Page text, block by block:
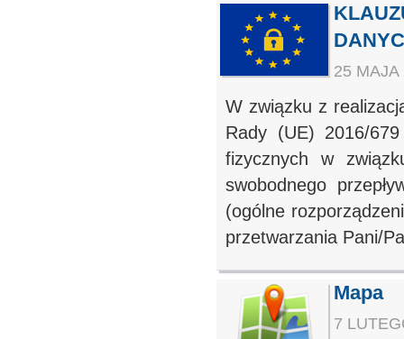
25 MAJA
W związku z
Rady (UE) 2016/
fizycznych w
swobodnego
(ogólne
przetwarzania Pani/
Mapa
7